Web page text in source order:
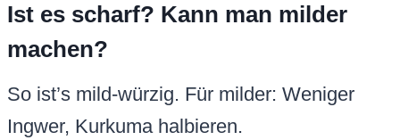
Ist es scharf? Kann man milder
machen?
So ist’s mild-würzig. Für milder: Weniger
Ingwer, Kurkuma halbieren.